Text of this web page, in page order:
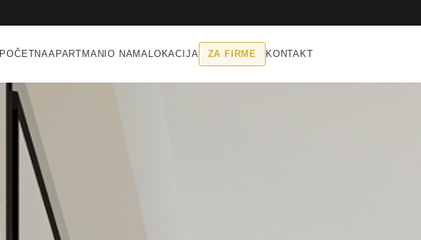
POČETNAAPARTMANIO NAMA LOKACIJA ZA FIRME KONTAKT